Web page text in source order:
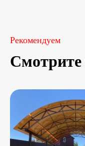
Рекомендуем
Смотрите